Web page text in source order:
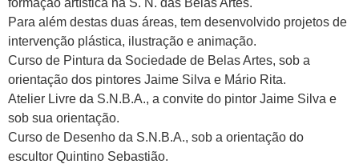
formação artística na S. N. das Belas Artes.
Para além destas duas áreas, tem desenvolvido projetos de
intervenção plástica, ilustração e animação.
Curso de Pintura da Sociedade de Belas Artes, sob a
orientação dos pintores Jaime Silva e Mário Rita.
Atelier Livre da S.N.B.A., a convite do pintor Jaime Silva e
sob sua orientação.
Curso de Desenho da S.N.B.A., sob a orientação do
escultor Quintino Sebastião.